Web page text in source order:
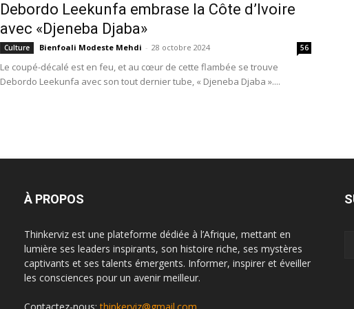
Debordo Leekunfa embrase la Côte d’Ivoire
avec «Djeneba Djaba»
Culture Bienfoali Modeste Mehdi - 28 octobre 2024 56
Le coupé-décalé est en feu, et au cœur de cette flambée se trouve
Debordo Leekunfa avec son tout dernier tube, « Djeneba Djaba »....
À PROPOS
Thinkerviz est une plateforme dédiée à l’Afrique, mettant en
lumière ses leaders inspirants, son histoire riche, ses mystères
captivants et ses talents émergents. Informer, inspirer et éveiller
les consciences pour un avenir meilleur.